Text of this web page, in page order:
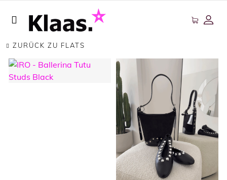
ZURÜCK ZU FLATS